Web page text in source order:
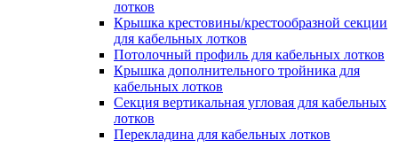
лотков
Крышка крестовины/крестообразной секции
для кабельных лотков
Потолочный профиль для кабельных лотков
Крышка дополнительного тройника для
кабельных лотков
Секция вертикальная угловая для кабельных
лотков
Перекладина для кабельных лотков